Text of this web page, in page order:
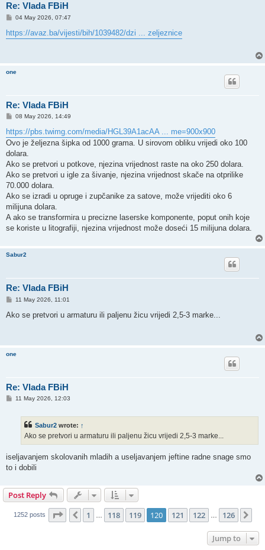
Re: Vlada FBiH
P
s
t
04 May 2026, 07:47
https://avaz.ba/vijesti/bih/1039482/dzi ... zeljeznice
one
Re: Vlada FBiH
P
s
t
08 May 2026, 14:49
https://pbs.twimg.com/media/HGL39A1acAA ... me=900x900
Ovo je željezna šipka od 1000 grama. U sirovom obliku vrijedi oko 100
dolara.
Ako se pretvori u potkove, njezina vrijednost raste na oko 250 dolara.
Ako se pretvori u igle za šivanje, njezina vrijednost skače na otprilike
70.000 dolara.
Ako se izradi u opruge i zupčanike za satove, može vrijediti oko 6
milijuna dolara.
A ako se transformira u precizne laserske komponente, poput onih koje
se koriste u litografiji, njezina vrijednost može doseći 15 milijuna dolara.
Sabur2
Re: Vlada FBiH
P
s
11 May 2026, 11:01
Ako se pretvori u armaturu ili paljenu žicu vrijedi 2,5-3 marke...
one
Re: Vlada FBiH
P11 May 2026, 12:03
Sabur2 wrote: ↑
Ako se pretvori u armaturu ili paljenu žicu vrijedi 2,5-3 marke...
iseljavanjem skolovanih mladih a useljavanjem jeftine radne snage smo
to i dobili
Post Reply
1252 posts Page 120 of 126
Previous
1 118 119 120 121 122 126
Jump to